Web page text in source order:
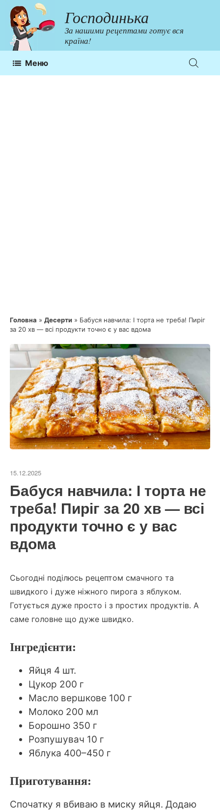
Перейти
до
контенту
Господинька
За нашими рецептами готує вся
країна!
Меню
Головна » Десерти » Бабуся навчила: І торта не треба! Пиріг
за 20 хв — всі продукти точно є у вас вдома
15.12.2025
Бабуся навчила: І торта не
треба! Пиріг за 20 хв — всі
продукти точно є у вас
вдома
Сьогодні поділюсь рецептом смачного та
швидкого і дуже ніжного пирога з яблуком.
Готується дуже просто і з простих продуктів. А
саме головне що дуже швидко.
Інгредієнти:
Яйця 4 шт.
Цукор 200 г
Масло вершкове 100 г
Молоко 200 мл
Борошно 350 г
Розпушувач 10 г
Яблука 400–450 г
Приготування:
Спочатку я вбиваю в миску яйця. Додаю